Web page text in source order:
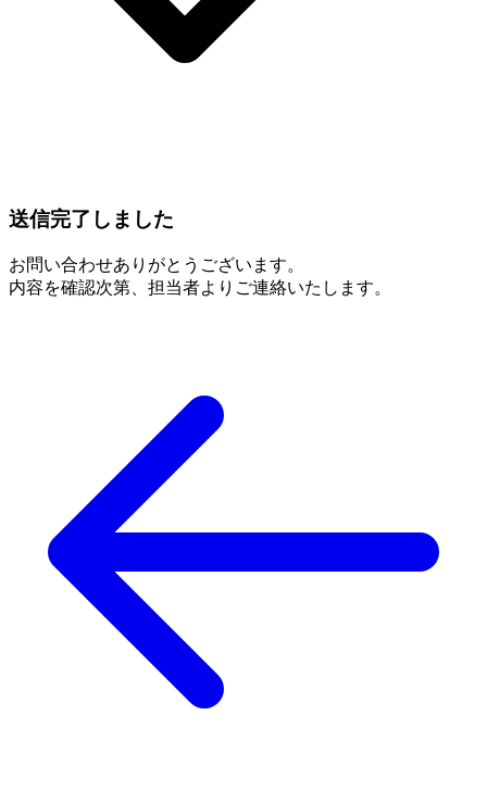
送信完了しました
お問い合わせありがとうございます。
内容を確認次第、担当者よりご連絡いたします。